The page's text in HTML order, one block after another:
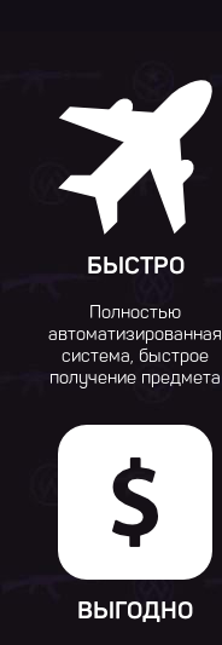
БЫСТРО
Полностью
автоматизированная
система, быстрое
получение предмета
ВЫГОДНО